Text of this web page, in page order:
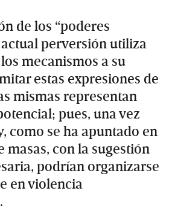
de los “poderes
perversión utiliza
mecanismos a su
estas expresiones de
mismas representan
pues, una vez
como se ha apuntado en
masas, con la sugestión
podrían organizarse
en violencia